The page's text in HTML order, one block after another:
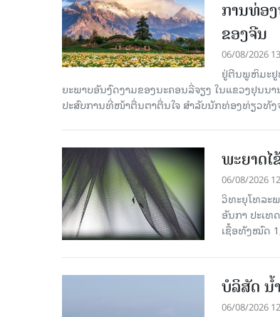
ການທ່ອ
ຂອງຈີນ
06/08/2026
ຢູ່ຕີນພູຫິມະຢູ
ຍະພາບອັນງົດງາມຂອງນະຄອນລີ່ຈຽງ ໃນແຂວງຢຸນນ
ປະສົບການທີ່ໜ້າຕື່ນຕາຕື່ນໃຈ ສຳລັບນັກທ່ອງທ່ຽວທັງ
ພະຍາດ
06/08/2026
ວິທະຍຸໂທລະ
ອັນກາ ປະເທ
ເຊື້ອ​ທັງ​ໝົດ
ບໍລິສັດ ນ້
06/08/2026